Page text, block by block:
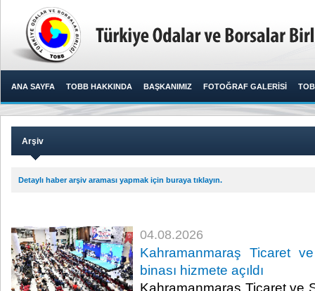
ANA SAYFA TOBB HAKKINDA BAŞKANIMIZ FOTOĞRAF GALERİSİ
Arşiv
Detaylı haber arşiv araması yapmak için buraya tıklayın.
04.08.2026
Kahramanmaraş Ticaret
binası hizmete açıldı
Kahramanmaraş Ticaret ve